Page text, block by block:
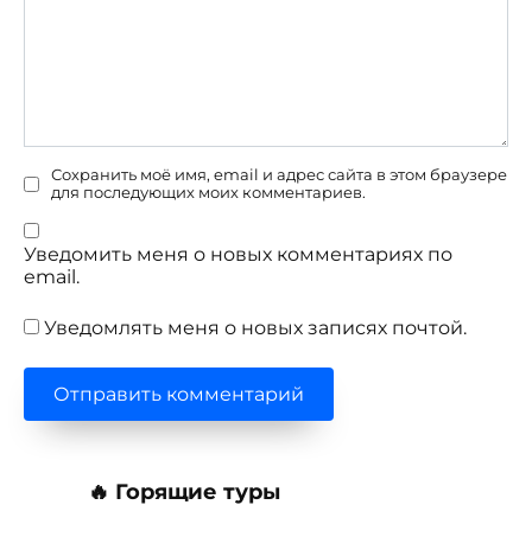
Сохранить моё имя, email и адрес сайта в этом браузере
для последующих моих комментариев.
Уведомить меня о новых комментариях по
email.
Уведомлять меня о новых записях почтой.
🔥 Горящие туры